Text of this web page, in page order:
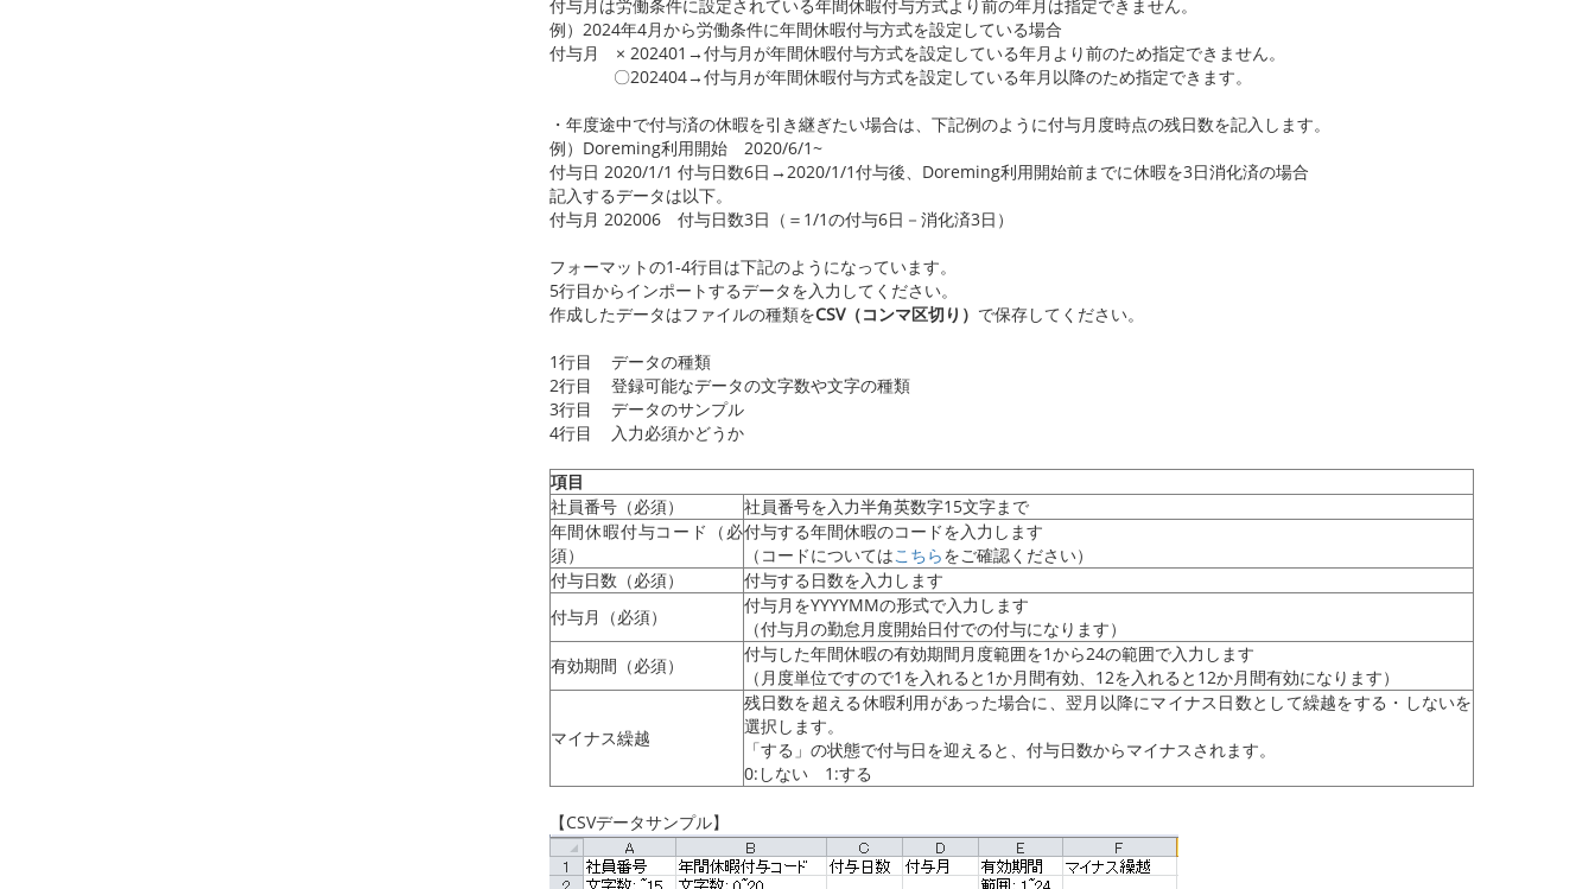
付与月は労働条件に設定されている年間休暇付与方式より前の年月は指定できません。
例）2024年4月から労働条件に年間休暇付与方式を設定している場合
付与月 × 202401→付与月が年間休暇付与方式を設定している年月より前のため指定できません。
〇202404→付与月が年間休暇付与方式を設定している年月以降のため指定できます。
・年度途中で付与済の休暇を引き継ぎたい場合は、下記例のように付与月度時点の残日数を記入します。
例）Doreming利用開始 2020/6/1~
付与日 2020/1/1 付与日数6日→2020/1/1付与後、Doreming利用開始前までに休暇を3日消化済の場合
記入するデータは以下。
付与月 202006 付与日数3日（＝1/1の付与6日－消化済3日）
フォーマットの1-4行目は下記のようになっています。
5行目からインポートするデータを入力してください。
作成したデータはファイルの種類をCSV（コンマ区切り） で保存してください。
1行目 データの種類
2行目 登録可能なデータの文字数や文字の種類
3行目 データのサンプル
4行目 入力必須かどうか
項目
社員番号（必須）
社員番号を入力半角英数字15文字まで
年間休暇付与コード（必
須）
付与する年間休暇のコードを入力します
（コードについてはこちらをご確認ください）
付与日数（必須）
付与する日数を入力します
付与月（必須）
付与月をYYYYMMの形式で入力します
（付与月の勤怠月度開始日付での付与になります）
有効期間（必須）
付与した年間休暇の有効期間月度範囲を1から24の範囲で入力します
（月度単位ですので1を入れると1か月間有効、12を入れると12か月間有効になります）
マイナス繰越
残日数を超える休暇利用があった場合に、翌月以降にマイナス日数として繰越をする・しないを
選択します。
「する」の状態で付与日を迎えると、付与日数からマイナスされます。
0:しない 1:する
【CSVデータサンプル】